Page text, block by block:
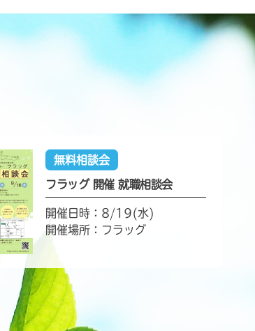
無料相談会
フラッグ 開催 就職相談会
開催日時：8/19(水)
開催場所：フラッグ